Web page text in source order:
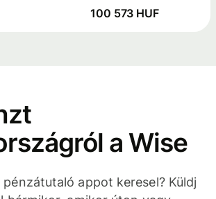
100 573 HUF
a Wise
appot keresel? Küldj